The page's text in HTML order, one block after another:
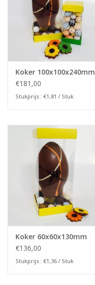
Koker 100x100x240mm
€181,00
Stukprijs : €1,81 / Stuk
Koker 60x60x130mm
€136,00
Stukprijs : €1,36 / Stuk